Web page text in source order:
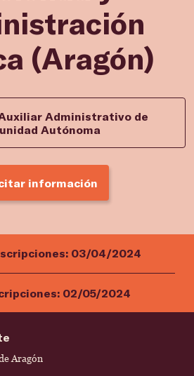
(Aragón)
Administrativo de
Autónoma
información
03/04/2024
02/05/2024
Aragón